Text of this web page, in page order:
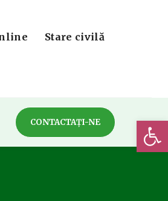
Stare civilă
CONTACTAȚI-NE